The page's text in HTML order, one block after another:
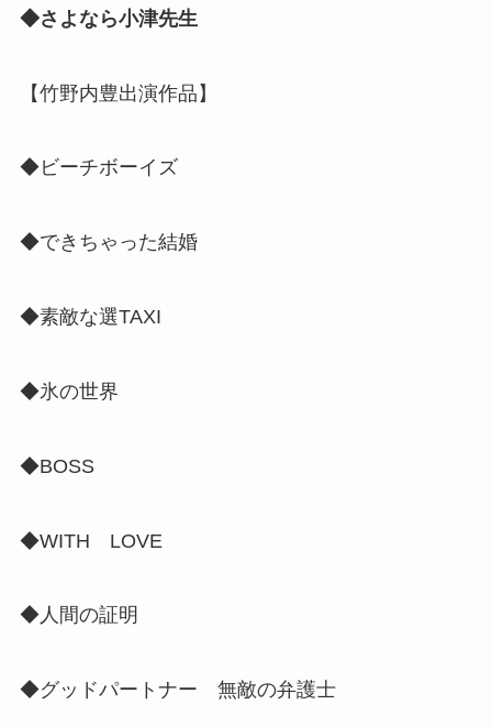
◆さよなら小津先生
【竹野内豊出演作品】
◆ビーチボーイズ
◆できちゃった結婚
◆素敵な選TAXI
◆氷の世界
◆BOSS
◆WITH LOVE
◆人間の証明
◆グッドパートナー 無敵の弁護士